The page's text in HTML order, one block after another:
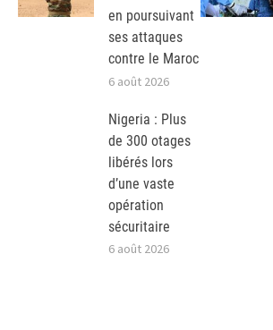
en poursuivant
ses attaques
contre le Maroc
6 août 2026
Nigeria : Plus
de 300 otages
libérés lors
d’une vaste
opération
sécuritaire
6 août 2026